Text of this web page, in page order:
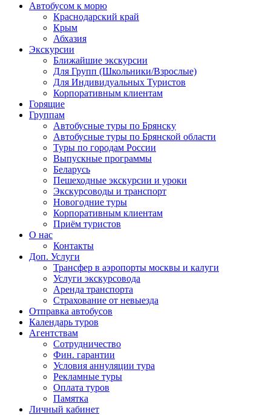
Автобусом к морю
Краснодарский край
Крым
Абхазия
Экскурсии
Ближайшие экскурсии
Для Групп (Школьники/Взрослые)
Для Индивидуальных Туристов
Корпоративным клиентам
Горящие
Группам
Автобусные туры по Брянску
Автобусные туры по Брянской области
Туры по городам России
Выпускные программы
Беларусь
Пешеходные экскурсии и уроки
Экскурсоводы и транспорт
Новогодние туры
Корпоративным клиентам
Приём туристов
О нас
Контакты
Доп. Услуги
Трансфер в аэропорты москвы и калуги
Услуги экскурсовода
Аренда транспорта
Страхование от невыезда
Отправка автобусов
Календарь туров
Агентствам
Сотрудничество
Фин. гарантии
Условия аннуляции тура
Рекламные туры
Оплата туров
Памятка
Личный кабинет